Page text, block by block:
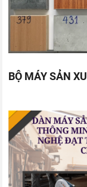
BỘ MÁY SẢN